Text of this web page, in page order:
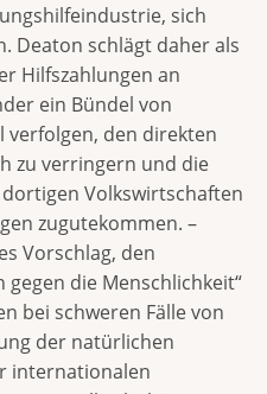
sich
Deaton schlägt daher als
Hilfszahlungen an
ein Bündel von
verfolgen, den direkten
zu verringern und die
Volkswirtschaften
zugutekommen. –
Vorschlag, den
die Menschlichkeit“
bei schweren Fälle von
der natürlichen
internationalen